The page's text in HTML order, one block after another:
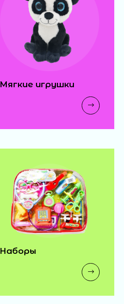
Мягкие игрушки
Наборы